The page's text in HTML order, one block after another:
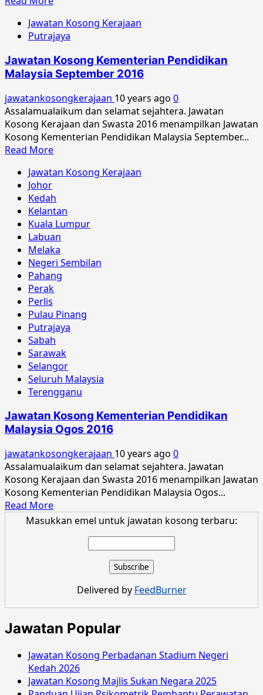
about
Jawatan
Kementerian
Pendidikan
Mac
2017
Jawatan Kosong Kerajaan
Putrajaya
Jawatan Kosong Kementerian Pendidikan
Malaysia September 2016
jawatankosongkerajaan 10 years ago 0
Assalamualaikum dan selamat sejahtera. Jawatan
Kosong Kerajaan dan Swasta 2016 menampilkan Jawatan
Kosong Kementerian Pendidikan Malaysia September...
Read MoreRead
about
Kosong
Kementerian
Pendidikan
Malaysia
September
2016
Jawatan Kosong Kerajaan
Johor
Kedah
Kelantan
Kuala Lumpur
Labuan
Melaka
Negeri Sembilan
Pahang
Perak
Perlis
Pulau Pinang
Putrajaya
Sabah
Sarawak
Selangor
Seluruh Malaysia
Terengganu
Jawatan Kosong Kementerian Pendidikan
Malaysia Ogos 2016
jawatankosongkerajaan 10 years ago 0
Assalamualaikum dan selamat sejahtera. Jawatan
Kosong Kerajaan dan Swasta 2016 menampilkan Jawatan
Kosong Kementerian Pendidikan Malaysia Ogos...
Read MoreRead
more
Kementerian
Malaysia
Ogos
2016
Masukkan emel untuk jawatan kosong terbaru:
Delivered by FeedBurner
Jawatan Popular
Jawatan Kosong Perbadanan Stadium Negeri
Kedah 2026
Jawatan Kosong Majlis Sukan Negara 2025